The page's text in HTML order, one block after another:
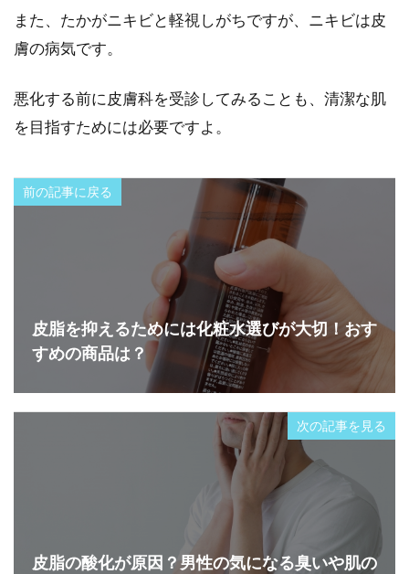
また、たかがニキビと軽視しがちですが、ニキビは皮
膚の病気です。
悪化する前に皮膚科を受診してみることも、清潔な肌
を目指すためには必要ですよ。
前の記事に戻る
皮脂を抑えるためには化粧水選びが大切！おす
すめの商品は？
次の記事を見る
皮脂の酸化が原因？男性の気になる臭いや肌の